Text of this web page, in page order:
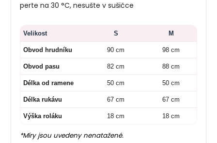
perte na 30 °C, nesušte v sušičce
Velikost S M
Obvod hrudníku 90 cm 98 cm
Obvod pasu 82 cm 88 cm
Délka od ramene 50 cm 50 cm
Délka rukávu 67 cm 67 cm
Výška roláku 18 cm 18 cm
*Míry jsou uvedeny nenatažené.